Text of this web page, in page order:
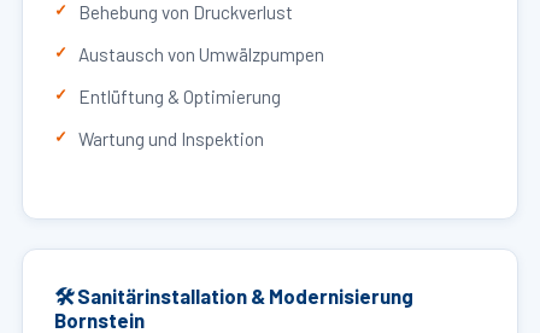
Behebung von Druckverlust
Austausch von Umwälzpumpen
Entlüftung & Optimierung
Wartung und Inspektion
🛠 Sanitärinstallation & Modernisierung
Bornstein